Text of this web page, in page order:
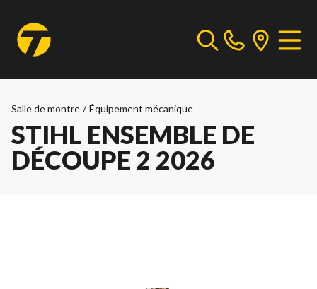
Salle de montre / Équipement mécanique
STIHL ENSEMBLE DE
DÉCOUPE 2 2026